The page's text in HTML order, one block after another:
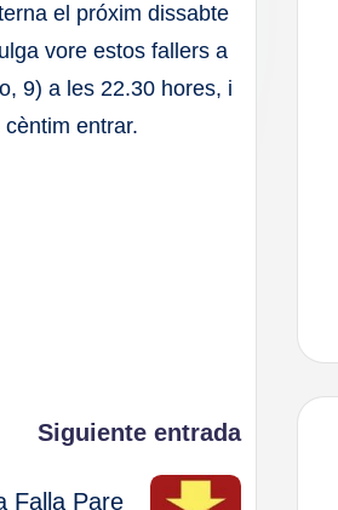
el próxim dissabte
vore estos fallers a
9) a les 22.30 hores, i
entrar.
Siguiente entrada
Falla Pare